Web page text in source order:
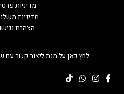
לחץ כאן על מנת ליצור קשר עם
מדיניות
מדיניות
הצהרת